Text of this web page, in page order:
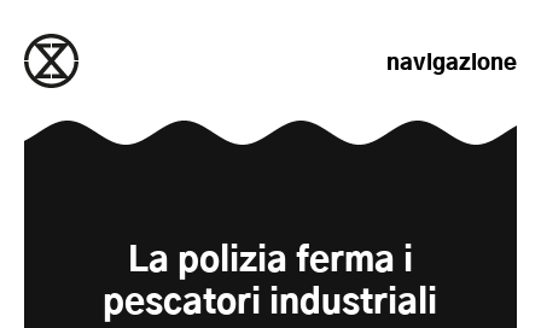
navigazione
La polizia ferma i
pescatori industriali